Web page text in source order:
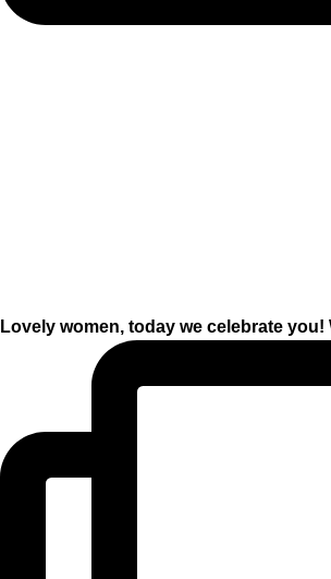
Lovely women, today we celebrate you!